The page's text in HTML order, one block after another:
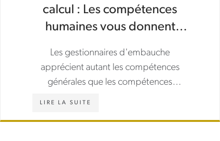
calcul : Les compétences
humaines vous donnent
Les gestionnaires d'embauche
apprécient autant les compétences
générales que les compétences
LIRE LA SUITE